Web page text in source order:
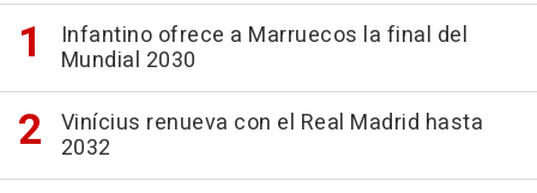
Infantino ofrece a Marruecos la final del
Mundial 2030
Vinícius renueva con el Real Madrid hasta
2032